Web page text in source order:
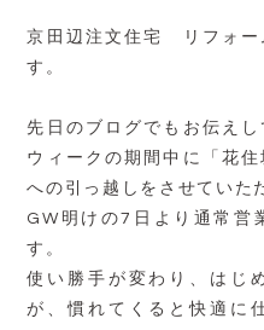
京田辺注文住宅 リフォ
す。
先日のブログでもお伝え
ウィークの期間中に「花
への引っ越しをさせていた
GW明けの7日より通常営
す。
使い勝手が変わり、はじ
が、慣れてくると快適に